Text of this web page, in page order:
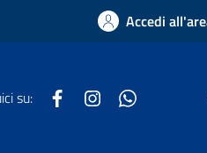
Accedi
su: FacebookInstagram